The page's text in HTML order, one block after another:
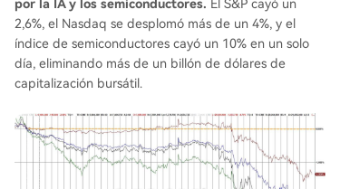
stórica como la de SpaceX es solo el último y má
s caro participante en una constante batalla por
la atención y los fondos...
por la IA y los semiconductores. El S&P cayó un
2,6%, el Nasdaq se desplomó más de un 4%, y el
índice de semiconductores cayó un 10% en un solo
día, eliminando más de un billón de dólares de
capitalización bursátil.